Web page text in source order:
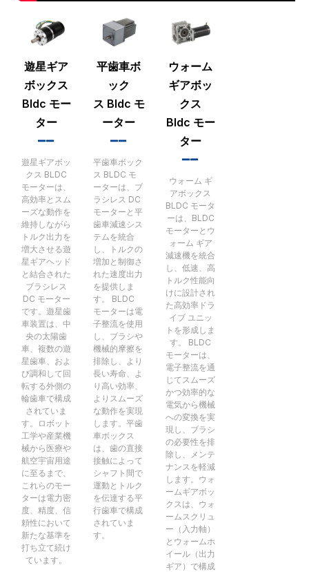
遊星ギア
ボックス
Bldc モー
ター
遊星ギアボッ
クス BLDC
モーターは、
高効率とスム
ーズな動作を
維持しながら
トルク出力を
増大させる遊
星ギアヘッド
と結合された
ブラシレス
DC モーター
です。遊星歯
車装置は、中
央の太陽歯
車、複数の遊
星歯車、およ
び調和して回
転する外側の
輪歯車で構成
されていま
す。ロボット
工学や産業機
械から医療や
航空宇宙用途
に至るまで、
これらのモー
ターは電力密
度、精度、信
頼性において
新たな基準を
打ち立て続け
ています。
平歯車ボ
ック
ス Bldc モ
ーター
平歯車ボック
ス BLDC モ
ーターは、ブ
ラシレス DC
モーターと平
歯車減速シス
テムを統合
し、トルクの
増加と制御さ
れた速度出力
を提供しま
す。 BLDC
モーターは電
子整流を使用
し、ブラシや
機械的摩擦を
排除し、より
長い寿命、よ
り高い効率、
よりスムーズ
な動作を実現
します。平歯
車ボックス
は、歯の直接
接触によって
シャフト間で
運動とトルク
を伝達する平
行歯車で構成
されていま
す。
ウォーム
ギアボッ
クス
Bldc モー
ター
ウォーム ギ
アボックス
BLDC モータ
ーは、BLDC
モーターとウ
ォーム ギア
減速機を統合
し、低速、高
トルク性能向
けに設計され
た高効率ドラ
イブ ユニッ
トを形成しま
す。 BLDC
モーターは、
電子整流を通
じてスムーズ
かつ効率的な
電気から機械
への変換を実
現し、ブラシ
の必要性を排
除し、メンテ
ナンスを軽減
します。ウォ
ームギアボッ
クスは、ウォ
ームスクリュ
ー（入力軸）
とウォームホ
イール（出力
ギア）で構成